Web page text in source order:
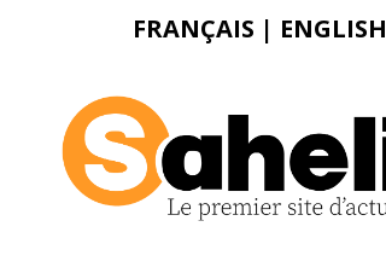
FRANÇAIS | ENGLISH